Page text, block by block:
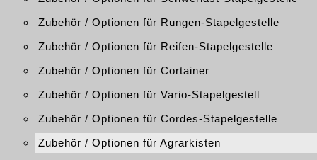
Zubehör / Optionen für Rungen-Stapelgestelle
Zubehör / Optionen für Reifen-Stapelgestelle
Zubehör / Optionen für Cortainer
Zubehör / Optionen für Vario-Stapelgestell
Zubehör / Optionen für Cordes-Stapelgestelle
Zubehör / Optionen für Agrarkisten